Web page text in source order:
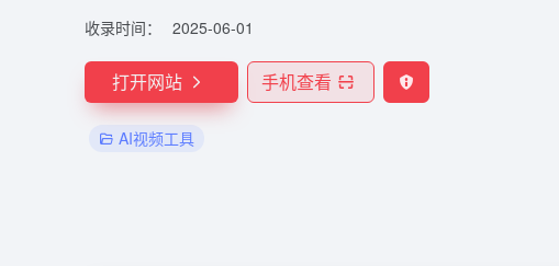
收录时间： 2025-06-01
打开网站 手机查看
AI视频工具